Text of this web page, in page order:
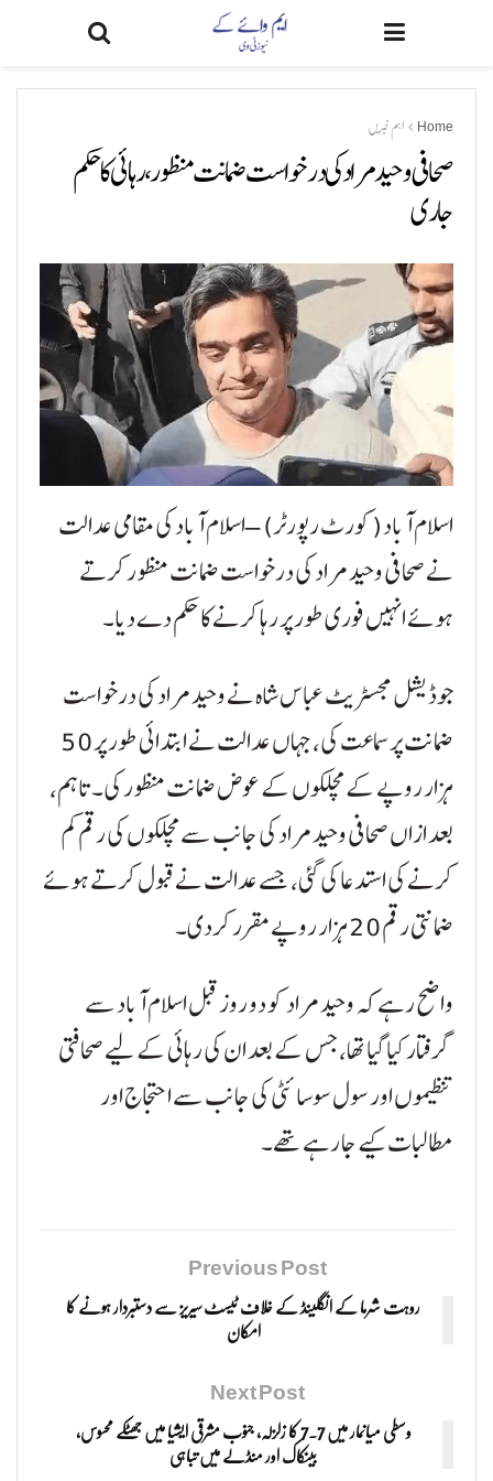
Home اہم خبریں
صحافی وحید مراد کی درخواست ضمانت منظور، رہائی کا حکم
جاری
اسلام آباد (کورٹ رپورٹر) – اسلام آباد کی مقامی عدالت
نے صحافی وحید مراد کی درخواست ضمانت منظور کرتے
ہوئے انہیں فوری طور پر رہا کرنے کا حکم دے دیا۔
جوڈیشل مجسٹریٹ عباس شاہ نے وحید مراد کی درخواست
ضمانت پر سماعت کی، جہاں عدالت نے ابتدائی طور پر 50
ہزار روپے کے مچلکوں کے عوض ضمانت منظور کی۔ تاہم،
بعد ازاں صحافی وحید مراد کی جانب سے مچلکوں کی رقم کم
کرنے کی استدعا کی گئی، جسے عدالت نے قبول کرتے ہوئے
ضمانتی رقم 20 ہزار روپے مقرر کردی۔
واضح رہے کہ وحید مراد کو دو روز قبل اسلام آباد سے
گرفتار کیا گیا تھا، جس کے بعد ان کی رہائی کے لیے صحافتی
تنظیموں اور سول سوسائٹی کی جانب سے احتجاج اور
مطالبات کیے جا رہے تھے۔
Previous Post
روہت شرما کے انگلینڈ کے خلاف ٹیسٹ سیریز سے دستبردار ہونے کا
امکان
Next Post
وسطی میانمار میں 7.7 کا زلزلہ، جنوب مشرقی ایشیا میں جھٹکے محسوس،
بینکاک اور منڈلے میں تباہی